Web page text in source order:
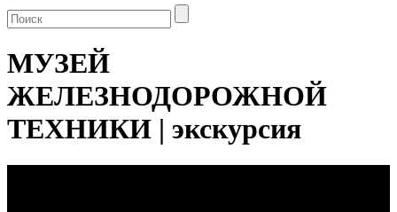
МУЗЕЙ
ЖЕЛЕЗНОДОРОЖНОЙ
ТЕХНИКИ | экскурсия